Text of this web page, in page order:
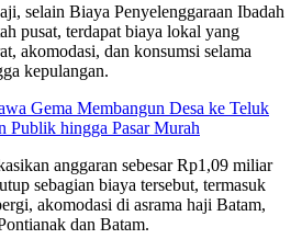
selain Biaya Penyelenggaraan Ibadah
pusat, terdapat biaya lokal yang
akomodasi, dan konsumsi selama
kepulangan.
Gema Membangun Desa ke Teluk
Publik hingga Pasar Murah
anggaran sebesar Rp1,09 miliar
sebagian biaya tersebut, termasuk
akomodasi di asrama haji Batam,
dan Batam.